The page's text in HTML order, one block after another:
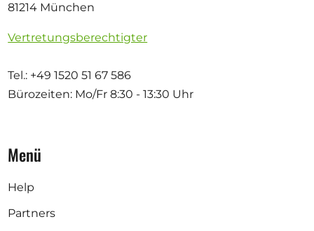
81214 München
Vertretungsberechtigter
Tel.: +49 1520 51 67 586
Bürozeiten: Mo/Fr 8:30 - 13:30 Uhr
Menü
Help
Partners